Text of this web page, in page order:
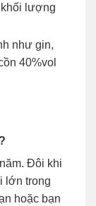
lượng
như gin,
40%vol
Đôi khi
lớn trong
hoặc bạn